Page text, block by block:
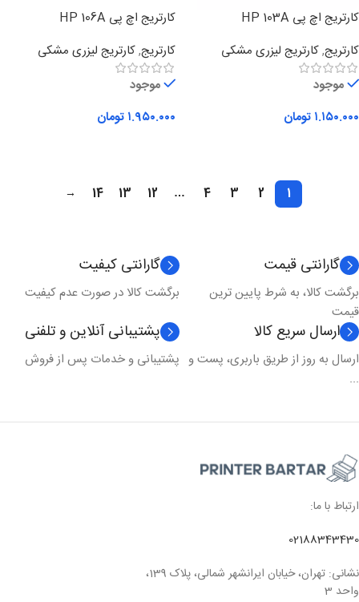
کارتریج اچ پی HP 103A
کارتریج,کارتریج لیزری مشکی
موجود
۱.۱۵۰.۰۰۰ تومان
کارتریج اچ پی HP 106A
کارتریج,کارتریج لیزری مشکی
موجود
۱.۹۵۰.۰۰۰ تومان
1
2
3
4
…
12
13
14
→
گارانتی قیمت
برگشت کالا، به شرط پایین ترین
قیمت
گارانتی کیفیت
برگشت کالا در صورت عدم کیفیت
ارسال سریع کالا
ارسال به روز از طریق باربری، پست و
...
پشتیبانی آنلاین و تلفنی
پشتیبانی و خدمات پس از فروش
ارتباط با ما:
02188343430
نشانی: تهران، خیابان ایرانشهر شمالی، پلاک 139،
واحد 3